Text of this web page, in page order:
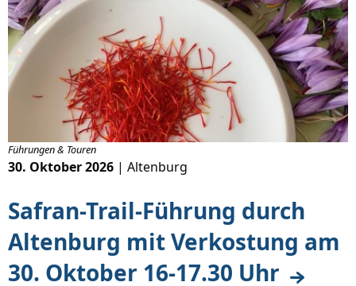
Safran-Trail-Führung durch
Altenburg mit Verkostung am
30. Oktober 16-17.30 Uhr
Führungen & Touren
30. Oktober 2026 | Altenburg